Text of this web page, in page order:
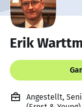
Erik
Angestellt,